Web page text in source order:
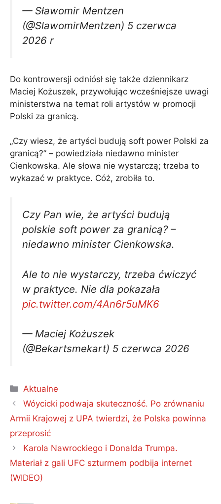
— Sławomir Mentzen
(@SlawomirMentzen) 5 czerwca
2026 r
Do kontrowersji odniósł się także dziennikarz
Maciej Kożuszek, przywołując wcześniejsze uwagi
ministerstwa na temat roli artystów w promocji
Polski za granicą.
„Czy wiesz, że artyści budują soft power Polski za
granicą?” – powiedziała niedawno minister
Cienkowska. Ale słowa nie wystarczą; trzeba to
wykazać w praktyce. Cóż, zrobiła to.
Czy Pan wie, że artyści budują
polskie soft power za granicą? –
niedawno minister Cienkowska.
Ale to nie wystarczy, trzeba ćwiczyć
w praktyce. Nie dla pokazała
pic.twitter.com/4An6r5uMK6
— Maciej Kożuszek
(@Bekartsmekart) 5 czerwca 2026
Kategorie
Aktualne
Wóycicki podwaja skuteczność. Po zrównaniu
Armii Krajowej z UPA twierdzi, że Polska powinna
przeprosić
Karola Nawrockiego i Donalda Trumpa.
Materiał z gali UFC szturmem podbija internet
(WIDEO)